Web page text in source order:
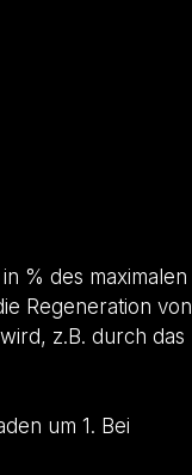
% des maximalen
Regeneration von
z.B. durch das
um 1. Bei